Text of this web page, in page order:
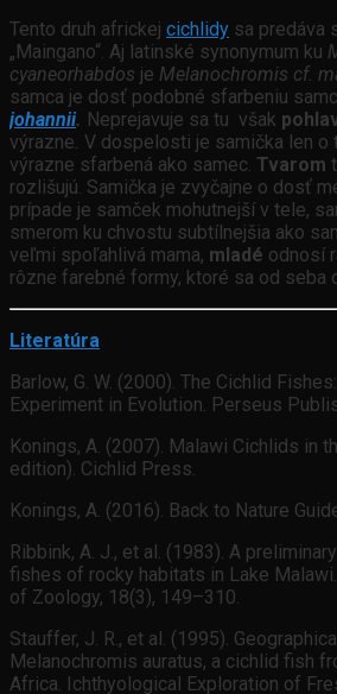
Tento druh africkej cichlidy sa predáva
„Maingano“. Aj latinské synonymum ku
cyaneorhabdos je Melanochromis cf.
samca je dosť podobné sfarbeniu
johannii. Neprejavuje sa tu však
výrazne. V dospelosti je samička len o
výrazne sfarbená ako samec. Tvarom
rozlišujú. Samička je zvyčajne o dosť
prípade je samček mohutnejší v tele,
smerom ku chvostu subtílnejšia ako
veľmi spoľahlivá mama, mladé odnosí
rôzne farebné formy, ktoré sa od seba
Literatúra
Barlow, G. W. (2000). The Cichlid
Experiment in Evolution. Perseus
Konings, A. (2007). Malawi Cichlids in
edition). Cichlid Press.
Konings, A. (2016). Back to Nature
Ribbink, A. J., et al. (1983). A
fishes of rocky habitats in Lake
of Zoology, 18(3), 149–310.
Stauffer, J. R., et al. (1995).
Melanochromis auratus, a cichlid fish
Africa. Ichthyological Exploration of